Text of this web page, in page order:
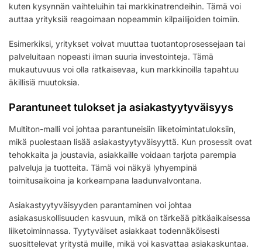
kuten kysynnän vaihteluihin tai markkinatrendeihin. Tämä voi
auttaa yrityksiä reagoimaan nopeammin kilpailijoiden toimiin.
Esimerkiksi, yritykset voivat muuttaa tuotantoprosessejaan tai
palveluitaan nopeasti ilman suuria investointeja. Tämä
mukautuvuus voi olla ratkaisevaa, kun markkinoilla tapahtuu
äkillisiä muutoksia.
Parantuneet tulokset ja asiakastyytyväisyys
Multiton-malli voi johtaa parantuneisiin liiketoimintatuloksiin,
mikä puolestaan lisää asiakastyytyväisyyttä. Kun prosessit ovat
tehokkaita ja joustavia, asiakkaille voidaan tarjota parempia
palveluja ja tuotteita. Tämä voi näkyä lyhyempinä
toimitusaikoina ja korkeampana laadunvalvontana.
Asiakastyytyväisyyden parantaminen voi johtaa
asiakasuskollisuuden kasvuun, mikä on tärkeää pitkäaikaisessa
liiketoiminnassa. Tyytyväiset asiakkaat todennäköisesti
suosittelevat yritystä muille, mikä voi kasvattaa asiakaskuntaa.